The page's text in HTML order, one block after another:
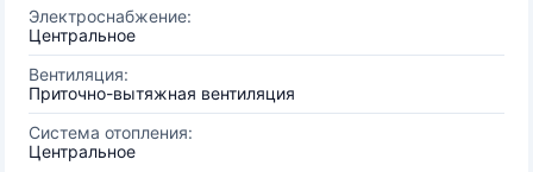
Электроснабжение:
Центральное
Вентиляция:
Приточно-вытяжная вентиляция
Система отопления:
Центральное